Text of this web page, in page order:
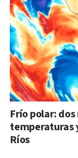
Frío polar:
temperaturas
Ríos